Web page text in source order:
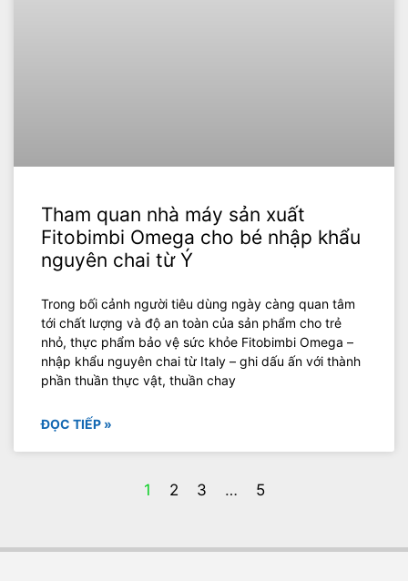
Tham quan nhà máy sản xuất
Fitobimbi Omega cho bé nhập khẩu
nguyên chai từ Ý
Trong bối cảnh người tiêu dùng ngày càng quan tâm
tới chất lượng và độ an toàn của sản phẩm cho trẻ
nhỏ, thực phẩm bảo vệ sức khỏe Fitobimbi Omega –
nhập khẩu nguyên chai từ Italy – ghi dấu ấn với thành
phần thuần thực vật, thuần chay
ĐỌC TIẾP »
1 2 3 … 5